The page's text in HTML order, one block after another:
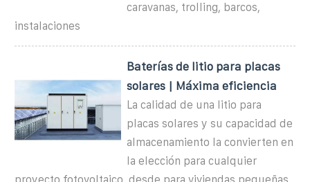
caravanas, trolling, barcos,
instalaciones
Baterías de litio para placas
solares | Máxima eficiencia
La calidad de una litio para
placas solares y su capacidad de
almacenamiento la convierten en
la elección para cualquier
proyecto fotovoltaico, desde para viviendas pequeñas